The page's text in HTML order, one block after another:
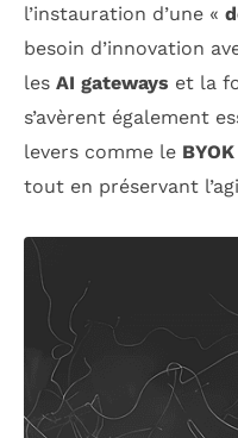
l’instauration d’une «
besoin d’innovation
les AI gateways et la
s’avèrent également
levers comme le BYOK
tout en préservant